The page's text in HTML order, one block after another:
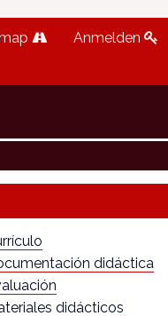
Anmelden
didáctica
didácticos